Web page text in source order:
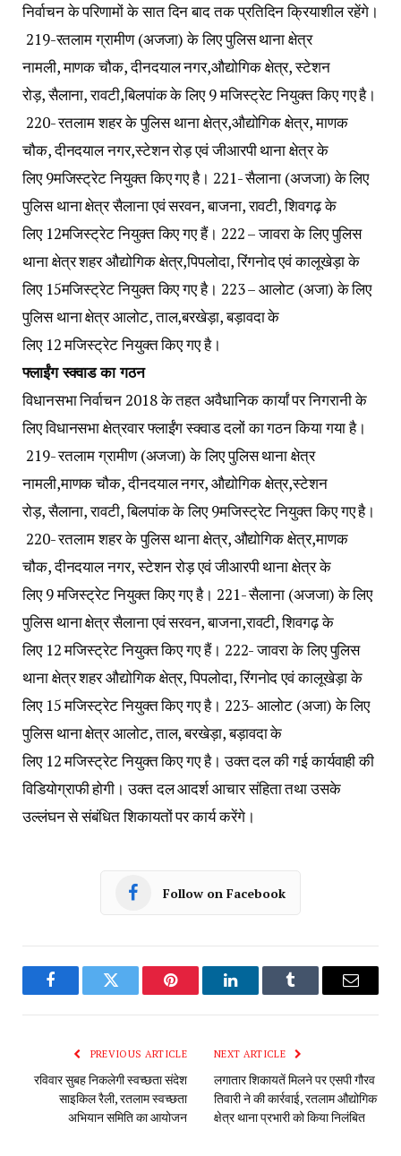
निर्वाचन के परिणामों के सात दिन बाद तक प्रतिदिन क्रियाशील रहेंगे।
219-रतलाम ग्रामीण (अजजा) के लिए पुलिस थाना क्षेत्र
नामली, माणक चौक, दीनदयाल नगर,औद्योगिक क्षेत्र, स्टेशन
रोड़, सैलाना, रावटी,बिलपांक के लिए 9 मजिस्ट्रेट नियुक्त किए गए है।
220- रतलाम शहर के पुलिस थाना क्षेत्र,औद्योगिक क्षेत्र, माणक
चौक, दीनदयाल नगर,स्टेशन रोड़ एवं जीआरपी थाना क्षेत्र के
लिए 9मजिस्ट्रेट नियुक्त किए गए है। 221- सैलाना (अजजा) के लिए
पुलिस थाना क्षेत्र सैलाना एवं सरवन, बाजना, रावटी, शिवगढ़ के
लिए 12मजिस्ट्रेट नियुक्त किए गए हैं। 222 – जावरा के लिए पुलिस
थाना क्षेत्र शहर औद्योगिक क्षेत्र,पिपलोदा, रिंगनोद एवं कालूखेड़ा के
लिए 15मजिस्ट्रेट नियुक्त किए गए है। 223 – आलोट (अजा) के लिए
पुलिस थाना क्षेत्र आलोट, ताल,बरखेड़ा, बड़ावदा के
लिए 12 मजिस्ट्रेट नियुक्त किए गए है।
फ्लाईंग स्क्वाड का गठन
विधानसभा निर्वाचन 2018 के तहत अवैधानिक कार्यां पर निगरानी के
लिए विधानसभा क्षेत्रवार फ्लाईंग स्क्वाड दलों का गठन किया गया है।
219- रतलाम ग्रामीण (अजजा) के लिए पुलिस थाना क्षेत्र
नामली,माणक चौक, दीनदयाल नगर, औद्योगिक क्षेत्र,स्टेशन
रोड़, सैलाना, रावटी, बिलपांक के लिए 9मजिस्ट्रेट नियुक्त किए गए है।
220- रतलाम शहर के पुलिस थाना क्षेत्र, औद्योगिक क्षेत्र,माणक
चौक, दीनदयाल नगर, स्टेशन रोड़ एवं जीआरपी थाना क्षेत्र के
लिए 9 मजिस्ट्रेट नियुक्त किए गए है। 221- सैलाना (अजजा) के लिए
पुलिस थाना क्षेत्र सैलाना एवं सरवन, बाजना,रावटी, शिवगढ़ के
लिए 12 मजिस्ट्रेट नियुक्त किए गए हैं। 222- जावरा के लिए पुलिस
थाना क्षेत्र शहर औद्योगिक क्षेत्र, पिपलोदा, रिंगनोद एवं कालूखेड़ा के
लिए 15 मजिस्ट्रेट नियुक्त किए गए है। 223- आलोट (अजा) के लिए
पुलिस थाना क्षेत्र आलोट, ताल, बरखेड़ा, बड़ावदा के
लिए 12 मजिस्ट्रेट नियुक्त किए गए है। उक्त दल की गई कार्यवाही की
विडियोग्राफी होगी। उक्त दल आदर्श आचार संहिता तथा उसके
उल्लंघन से संबंधित शिकायतों पर कार्य करेंगे।
Follow on Facebook
FacebookTwitter Pinterest LinkedInTumblr Email
PREVIOUS ARTICLE
रविवार सुबह निकलेगी स्वच्छता संदेश
साइकिल रैली, रतलाम स्वच्छता
अभियान समिति का आयोजन
NEXT ARTICLE
लगातार शिकायतें मिलने पर एसपी गौरव
तिवारी ने की कार्रवाई, रतलाम औद्योगिक
क्षेत्र थाना प्रभारी को किया निलंबित